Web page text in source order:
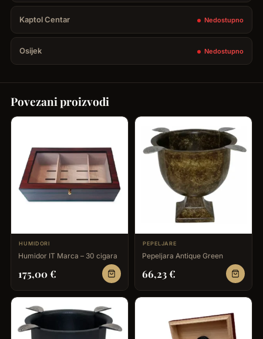
Kaptol Centar Nedostupno
Osijek Nedostupno
Povezani proizvodi
HUMIDORI
Humidor IT Marca – 30 cigara
175,00€
PEPELJARE
Pepeljara Antique Green
66,23€